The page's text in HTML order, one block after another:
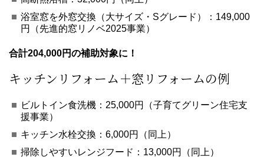
浴室窓を外窓交換（大サイズ・Sグレード）：149,000
円（先進的窓リノベ2025事業）
合計204,000円の補助対象に！
キッチンリフォーム＋窓リフォームの例
ビルトイン食洗機：25,000円（子育てグリーン住宅支
援事業）
キッチン水栓交換：6,000円（同上）
掃除しやすいレンジフード：13,000円（同上）